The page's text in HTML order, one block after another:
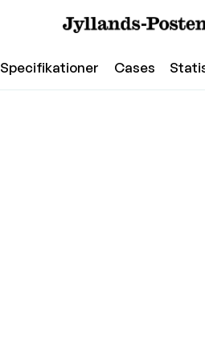
Specifikationer Cases